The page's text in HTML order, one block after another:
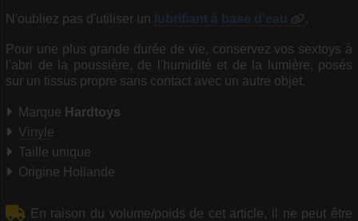
N'oubliez pas d'utiliser un lubrifiant à base d'eau .
Pour une plus grande durée de vie, conservez vos sextoys à
l'abri de la poussière, de l'humidité et de la lumière, posés
sur un tissus propre sans contact avec un autre objet.
Marque Hardtoys
Vinyle
Taille unique
Origine Hollande
En raison du volume/poids de cet article, il ne peut être